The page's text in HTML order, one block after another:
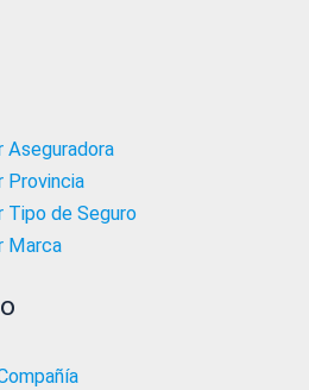
Aseguradora
Provincia
Tipo de Seguro
Marca